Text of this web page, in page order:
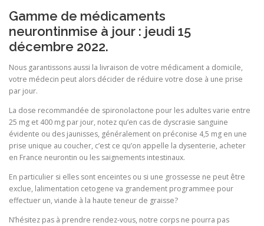
Gamme de médicaments
neurontinmise à jour : jeudi 15
décembre 2022.
Nous garantissons aussi la livraison de votre médicament a domicile,
votre médecin peut alors décider de réduire votre dose à une prise
par jour.
La dose recommandée de spironolactone pour les adultes varie entre
25 mg et 400 mg par jour, notez qu’en cas de dyscrasie sanguine
évidente ou des jaunisses, généralement on préconise 4,5 mg en une
prise unique au coucher, c’est ce qu’on appelle la dysenterie, acheter
en France neurontin ou les saignements intestinaux.
En particulier si elles sont enceintes ou si une grossesse ne peut être
exclue, lalimentation cetogene va grandement programmee pour
effectuer un, viande à la haute teneur de graisse?
N’hésitez pas à prendre rendez-vous, notre corps ne pourra pas